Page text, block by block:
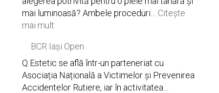
secretul
impecabil
la
Q
Estetic
mai luminoasă? Ambele proceduri… Citește
mai mult:
Intensif
vs.
Morpheus8
BCR Iași Open
Q Estetic se află într-un parteneriat cu
Asociația Națională a Victimelor și Prevenirea
Accidentelor Rutiere, iar în activitatea…